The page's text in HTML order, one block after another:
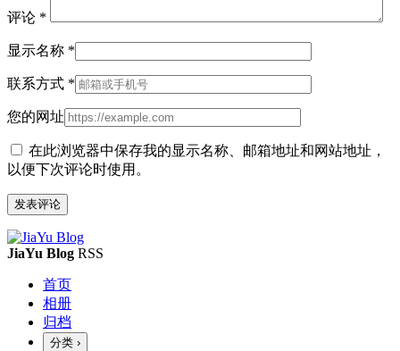
评论 *
显示名称 *
联系方式 *
您的网址
在此浏览器中保存我的显示名称、邮箱地址和网站地址，
以便下次评论时使用。
JiaYu Blog RSS
首页
相册
归档
分类 ›